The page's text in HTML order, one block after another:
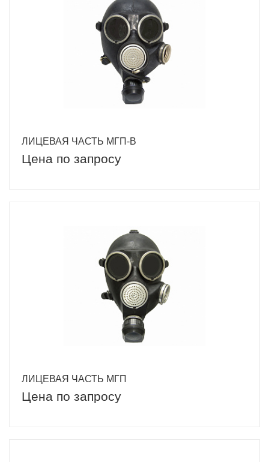
ЛИЦЕВАЯ ЧАСТЬ МГП-В
Цена по запросу
ЛИЦЕВАЯ ЧАСТЬ МГП
Цена по запросу